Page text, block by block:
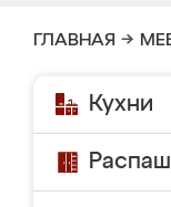
ГЛАВНАЯ →
Кухни